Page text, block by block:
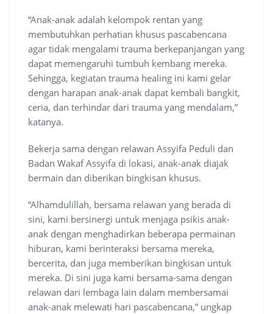
“Anak-anak adalah kelompok rentan yang
membutuhkan perhatian khusus pascabencana
agar tidak mengalami trauma berkepanjangan yang
dapat memengaruhi tumbuh kembang mereka.
Sehingga, kegiatan trauma healing ini kami gelar
dengan harapan anak-anak dapat kembali bangkit,
ceria, dan terhindar dari trauma yang mendalam,”
katanya.
Bekerja sama dengan relawan Assyifa Peduli dan
Badan Wakaf Assyifa di lokasi, anak-anak diajak
bermain dan diberikan bingkisan khusus.
“Alhamdulillah, bersama relawan yang berada di
sini, kami bersinergi untuk menjaga psikis anak-
anak dengan menghadirkan beberapa permainan
hiburan, kami berinteraksi bersama mereka,
bercerita, dan juga memberikan bingkisan untuk
mereka. Di sini juga kami bersama-sama dengan
relawan dari lembaga lain dalam membersamai
anak-anak melewati hari pascabencana,” ungkap